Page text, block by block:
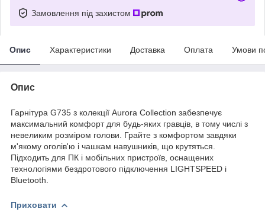
Замовлення під захистом
Опис Характеристики Доставка Оплата Умови
Опис
Гарнітура G735 з колекції Aurora Collection забезпечує
максимальний комфорт для будь-яких гравців, в тому числі з
невеликим розміром голови. Грайте з комфортом завдяки
м'якому оголів'ю і чашкам навушників, що крутяться.
Підходить для ПК і мобільних пристроїв, оснащених
технологіями бездротового підключення LIGHTSPEED і
Bluetooth.
Приховати